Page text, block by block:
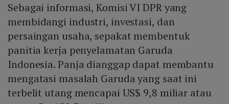
Sebagai informasi, Komisi VI DPR yang
membidangi industri, investasi, dan
persaingan usaha, sepakat membentuk
panitia kerja penyelamatan Garuda
Indonesia. Panja dianggap dapat membantu
mengatasi masalah Garuda yang saat ini
terbelit utang mencapai US$ 9,8 miliar atau